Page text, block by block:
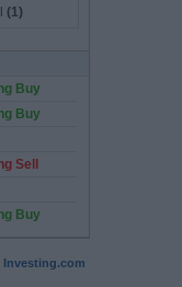
Investing.com